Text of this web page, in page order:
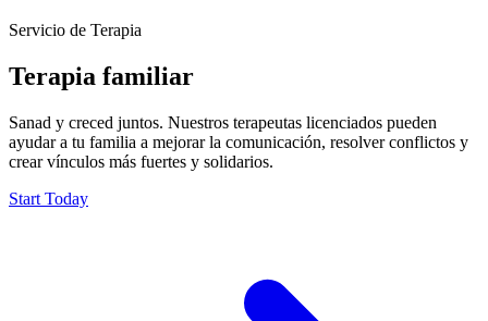
Servicio de Terapia
Terapia familiar
Sanad y creced juntos. Nuestros terapeutas licenciados pueden
ayudar a tu familia a mejorar la comunicación, resolver conflictos y
crear vínculos más fuertes y solidarios.
Start Today